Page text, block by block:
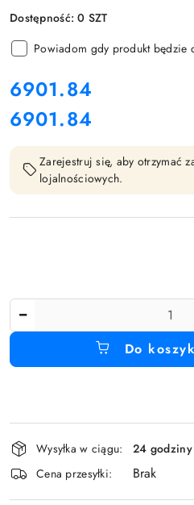
Dostępność:0 SZT
Powiadom gdy produkt będzie
cena:
6901.84
Cena:
6901.84
Zarejestruj się, aby otrzymać
lojalnościowych.
Do
Dostępność
i
dostawa
Wysyłka w ciągu:
24 godziny
Cena przesyłki:
Brak